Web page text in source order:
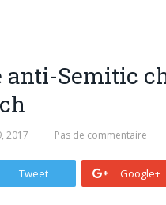
anti-Semitic
2017 Pas de commentaire
Tweet Google+